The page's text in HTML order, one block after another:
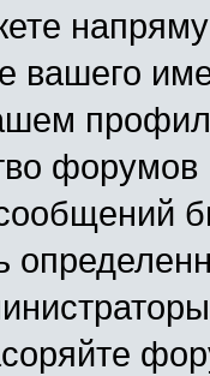
вашего
форумов